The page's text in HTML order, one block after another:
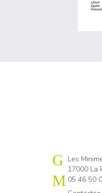
Cap
Les
17000 La
05 46 50